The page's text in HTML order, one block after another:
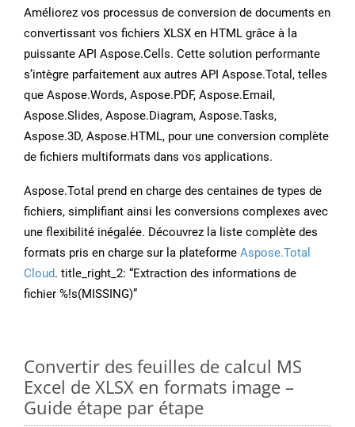
Améliorez vos processus de conversion de documents en
convertissant vos fichiers XLSX en HTML grâce à la
puissante API Aspose.Cells. Cette solution performante
s’intègre parfaitement aux autres API Aspose.Total, telles
que Aspose.Words, Aspose.PDF, Aspose.Email,
Aspose.Slides, Aspose.Diagram, Aspose.Tasks,
Aspose.3D, Aspose.HTML, pour une conversion complète
de fichiers multiformats dans vos applications.
Aspose.Total prend en charge des centaines de types de
fichiers, simplifiant ainsi les conversions complexes avec
une flexibilité inégalée. Découvrez la liste complète des
formats pris en charge sur la plateforme Aspose.Total
Cloud. title_right_2: “Extraction des informations de
fichier %!s(MISSING)”
Convertir des feuilles de calcul MS
Excel de XLSX en formats image –
Guide étape par étape